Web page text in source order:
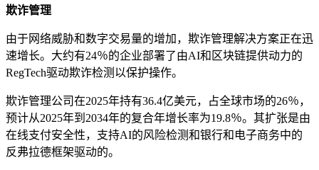
欺诈管理
由于网络威胁和数字交易量的增加，欺诈管理解决方案正在迅
速增长。大约有24％的企业部署了由AI和区块链提供动力的
RegTech驱动欺诈检测以保护操作。
欺诈管理公司在2025年持有36.4亿美元，占全球市场的26％，
预计从2025年到2034年的复合年增长率为19.8％。其扩张是由
在线支付安全性，支持AI的风险检测和银行和电子商务中的
反弗拉德框架驱动的。